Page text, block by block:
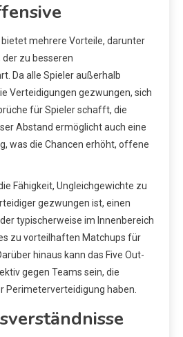
bietet mehrere Vorteile, darunter
zu besseren
Da alle Spieler außerhalb
Verteidigungen gezwungen, sich
für Spieler schafft, die
Abstand ermöglicht auch eine
was die Chancen erhöht, offene
Fähigkeit, Ungleichgewichte zu
gezwungen ist, einen
typischerweise im Innenbereich
zu vorteilhaften Matchups für
hinaus kann das Five Out-
gegen Teams sein, die
Perimeterverteidigung haben.